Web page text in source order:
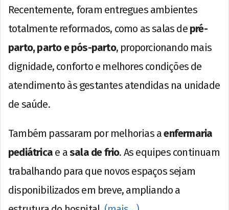
Recentemente, foram entregues ambientes
totalmente reformados, como as salas de pré-
parto, parto e pós-parto, proporcionando mais
dignidade, conforto e melhores condições de
atendimento às gestantes atendidas na unidade
de saúde.
Também passaram por melhorias aenfermaria
pediátrica e asala de frio. As equipes continuam
trabalhando para que novos espaços sejam
disponibilizados em breve, ampliando a